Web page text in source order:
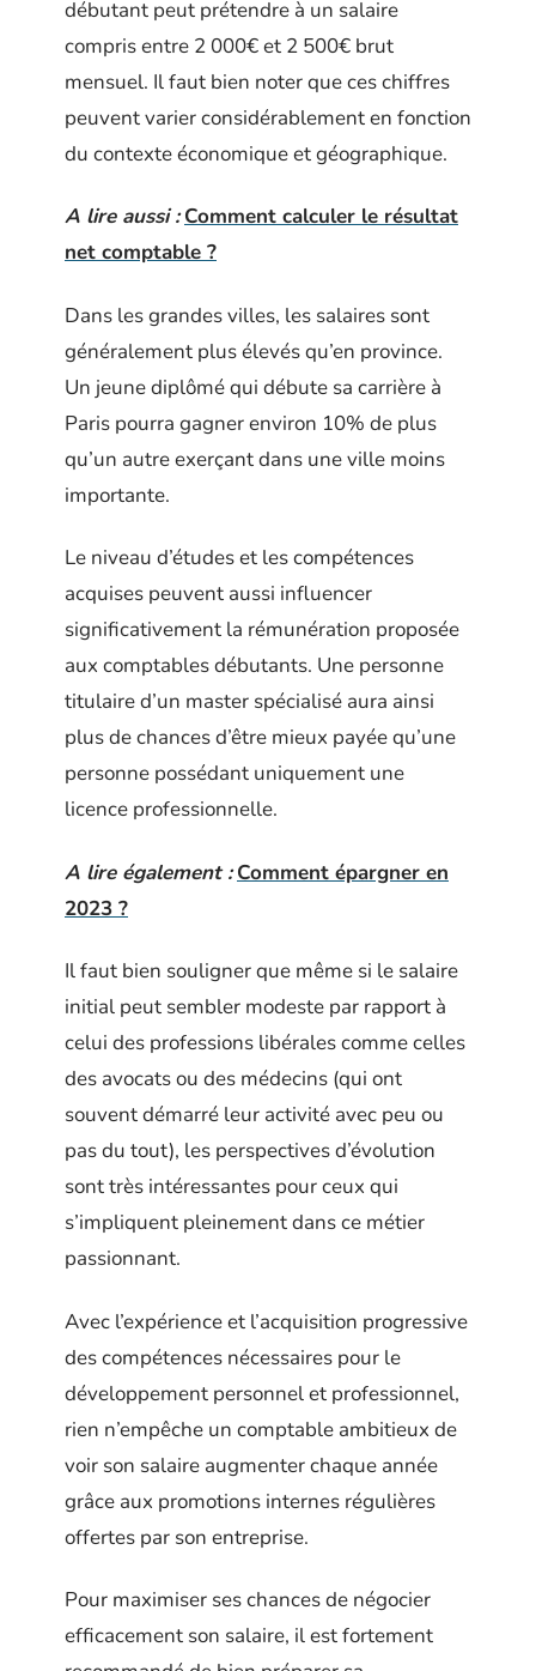
débutant peut prétendre à un salaire
compris entre 2 000€ et 2 500€ brut
mensuel. Il faut bien noter que ces chiffres
peuvent varier considérablement en fonction
du contexte économique et géographique.
A lire aussi : Comment calculer le résultat
net comptable ?
Dans les grandes villes, les salaires sont
généralement plus élevés qu’en province.
Un jeune diplômé qui débute sa carrière à
Paris pourra gagner environ 10% de plus
qu’un autre exerçant dans une ville moins
importante.
Le niveau d’études et les compétences
acquises peuvent aussi influencer
significativement la rémunération proposée
aux comptables débutants. Une personne
titulaire d’un master spécialisé aura ainsi
plus de chances d’être mieux payée qu’une
personne possédant uniquement une
licence professionnelle.
A lire également : Comment épargner en
2023 ?
Il faut bien souligner que même si le salaire
initial peut sembler modeste par rapport à
celui des professions libérales comme celles
des avocats ou des médecins (qui ont
souvent démarré leur activité avec peu ou
pas du tout), les perspectives d’évolution
sont très intéressantes pour ceux qui
s’impliquent pleinement dans ce métier
passionnant.
Avec l’expérience et l’acquisition progressive
des compétences nécessaires pour le
développement personnel et professionnel,
rien n’empêche un comptable ambitieux de
voir son salaire augmenter chaque année
grâce aux promotions internes régulières
offertes par son entreprise.
Pour maximiser ses chances de négocier
efficacement son salaire, il est fortement